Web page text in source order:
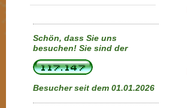
Schön, dass Sie uns
besuchen! Sie sind der
Besucher seit dem 01.01.2026